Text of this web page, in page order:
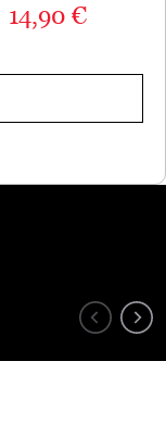
14,90 €